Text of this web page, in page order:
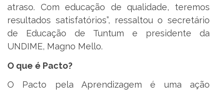
atraso. Com educação de qualidade, teremos
resultados satisfatórios”, ressaltou o secretário
de Educação de Tuntum e presidente da
UNDIME, Magno Mello.
O que é Pacto?
O Pacto pela Aprendizagem é uma ação